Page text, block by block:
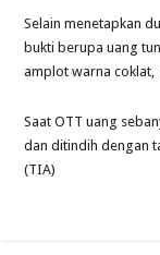
Selain menetapkan
bukti berupa uang
amplot warna coklat,
Saat OTT uang
dan ditindih dengan
(TIA)